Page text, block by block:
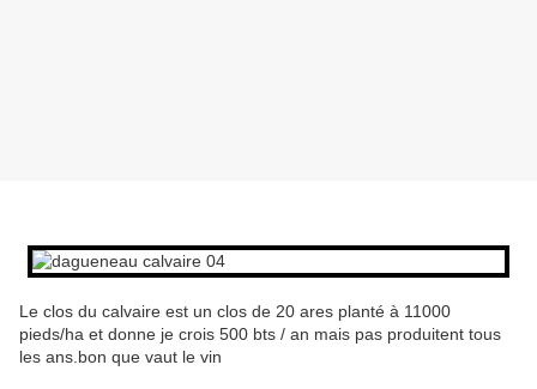
Le clos du calvaire est un clos de 20 ares planté à 11000
pieds/ha et donne je crois 500 bts / an mais pas produitent tous
les ans.bon que vaut le vin